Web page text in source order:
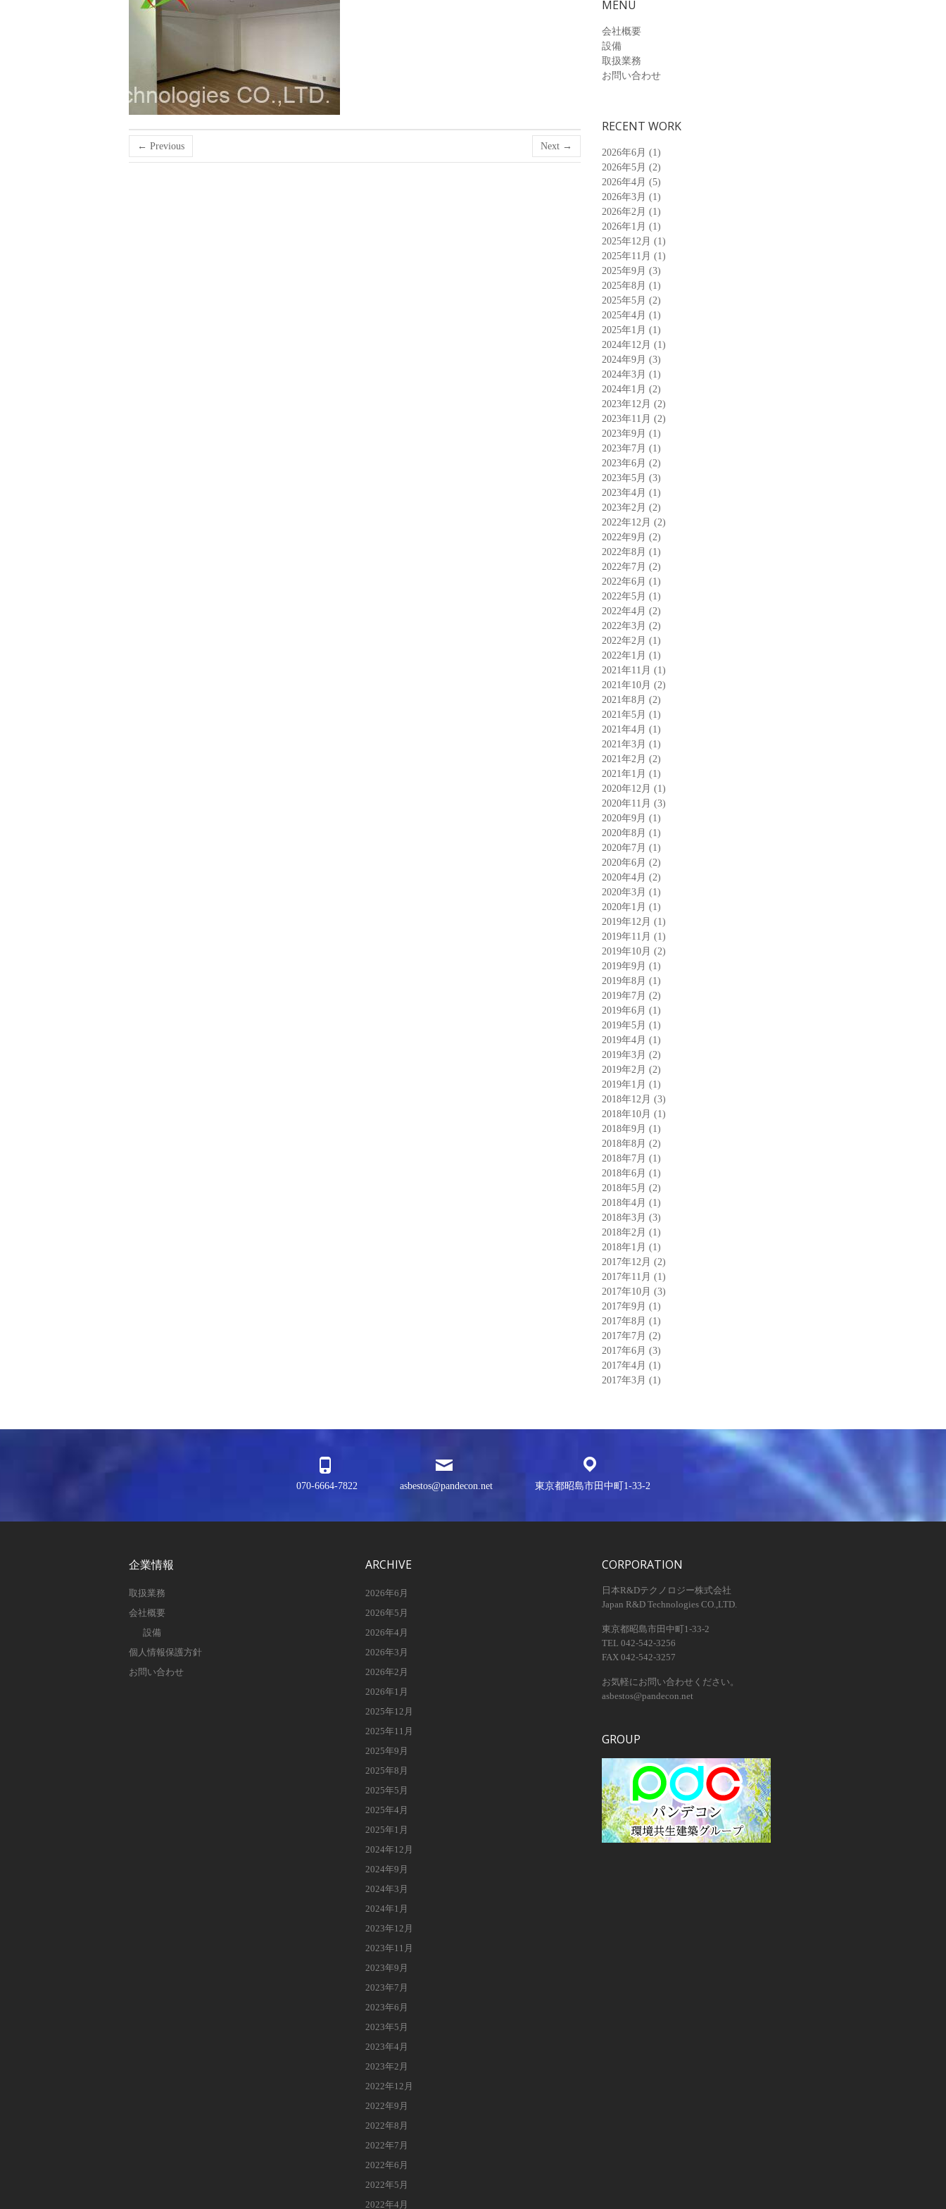
← Previous Next →
MENU
会社概要
設備
取扱業務
お問い合わせ
RECENT WORK
2026年6月 (1)
2026年5月 (2)
2026年4月 (5)
2026年3月 (1)
2026年2月 (1)
2026年1月 (1)
2025年12月 (1)
2025年11月 (1)
2025年9月 (3)
2025年8月 (1)
2025年5月 (2)
2025年4月 (1)
2025年1月 (1)
2024年12月 (1)
2024年9月 (3)
2024年3月 (1)
2024年1月 (2)
2023年12月 (2)
2023年11月 (2)
2023年9月 (1)
2023年7月 (1)
2023年6月 (2)
2023年5月 (3)
2023年4月 (1)
2023年2月 (2)
2022年12月 (2)
2022年9月 (2)
2022年8月 (1)
2022年7月 (2)
2022年6月 (1)
2022年5月 (1)
2022年4月 (2)
2022年3月 (2)
2022年2月 (1)
2022年1月 (1)
2021年11月 (1)
2021年10月 (2)
2021年8月 (2)
2021年5月 (1)
2021年4月 (1)
2021年3月 (1)
2021年2月 (2)
2021年1月 (1)
2020年12月 (1)
2020年11月 (3)
2020年9月 (1)
2020年8月 (1)
2020年7月 (1)
2020年6月 (2)
2020年4月 (2)
2020年3月 (1)
2020年1月 (1)
2019年12月 (1)
2019年11月 (1)
2019年10月 (2)
2019年9月 (1)
2019年8月 (1)
2019年7月 (2)
2019年6月 (1)
2019年5月 (1)
2019年4月 (1)
2019年3月 (2)
2019年2月 (2)
2019年1月 (1)
2018年12月 (3)
2018年10月 (1)
2018年9月 (1)
2018年8月 (2)
2018年7月 (1)
2018年6月 (1)
2018年5月 (2)
2018年4月 (1)
2018年3月 (3)
2018年2月 (1)
2018年1月 (1)
2017年12月 (2)
2017年11月 (1)
2017年10月 (3)
2017年9月 (1)
2017年8月 (1)
2017年7月 (2)
2017年6月 (3)
2017年4月 (1)
2017年3月 (1)
070-6664-7822 asbestos@pandecon.net 東京都昭島市田中町1-33-2
企業情報
取扱業務
会社概要
設備
個人情報保護方針
お問い合わせ
ARCHIVE
2026年6月
2026年5月
2026年4月
2026年3月
2026年2月
2026年1月
2025年12月
2025年11月
2025年9月
2025年8月
2025年5月
2025年4月
2025年1月
2024年12月
2024年9月
2024年3月
2024年1月
2023年12月
2023年11月
2023年9月
2023年7月
2023年6月
2023年5月
2023年4月
2023年2月
2022年12月
2022年9月
2022年8月
2022年7月
2022年6月
2022年5月
2022年4月
CORPORATION
日本R&Dテクノロジー株式会社
Japan R&D Technologies CO.,LTD.
東京都昭島市田中町1-33-2
TEL 042-542-3256
FAX 042-542-3257
お気軽にお問い合わせください。
asbestos@pandecon.net
GROUP